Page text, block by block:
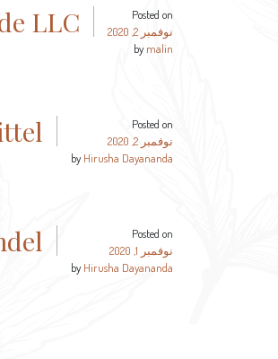
Posted on
نوفمبر 2, 2020
bymalin
LLC
Posted on
نوفمبر 2, 2020
by Hirusha Dayananda
Posted on
نوفمبر 1, 2020
by Hirusha Dayananda